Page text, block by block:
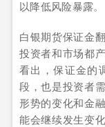
以降低风险暴露。
白银期货保证金
投资者和市场都
看出，保证金的
段，也是投资者
形势的变化和金
能会继续发生变